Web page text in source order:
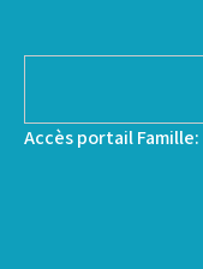
Accès portail Famille: